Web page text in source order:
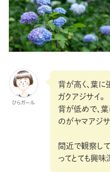
ひらガール
背が高く、葉
ガクアジサイ。
背が低めで、
のがヤマアジ
間近で観察し
ってとても興味